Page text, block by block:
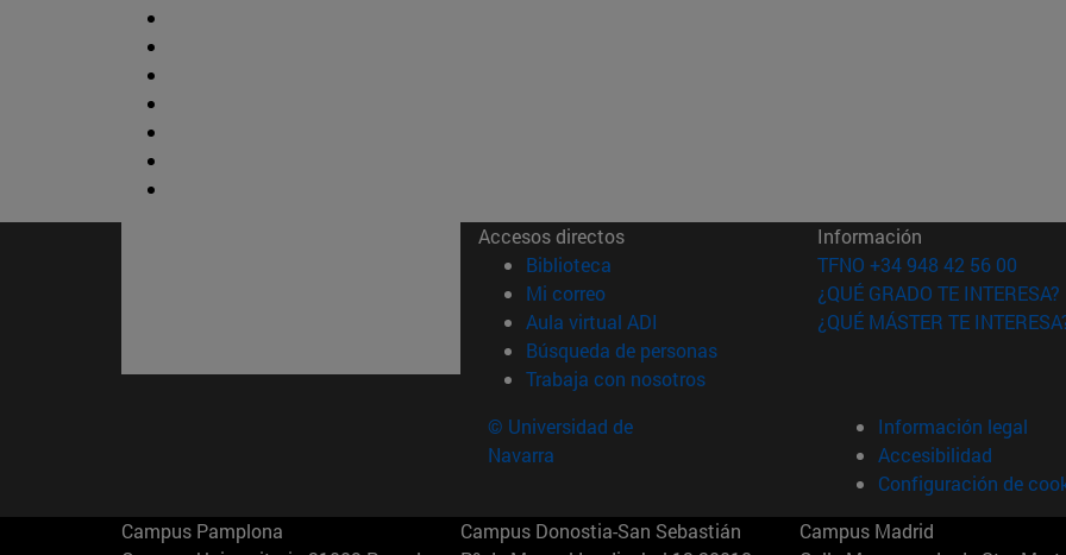
Accesos directos
Biblioteca (abre en nueva ventana)
Mi correo(abre en nueva ventana)
Aula virtual ADI (abre en nueva ventana)
Búsqueda de personas(abre en nueva ventana)
Trabaja con nosotros(abre en nueva ventana)
Información
TFNO +34 948 42 56 00
¿QUÉ GRADO TE INTERESA?
¿QUÉ MÁSTER TE
© Universidad de
Navarra
Información legal
Accesibilidad
Configuración de
Campus Pamplona
Campus Donostia-San Sebastián
Campus Madrid